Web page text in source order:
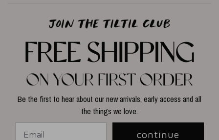
Be the first to hear about our new arrivals, early access and all
the things we love.
continue